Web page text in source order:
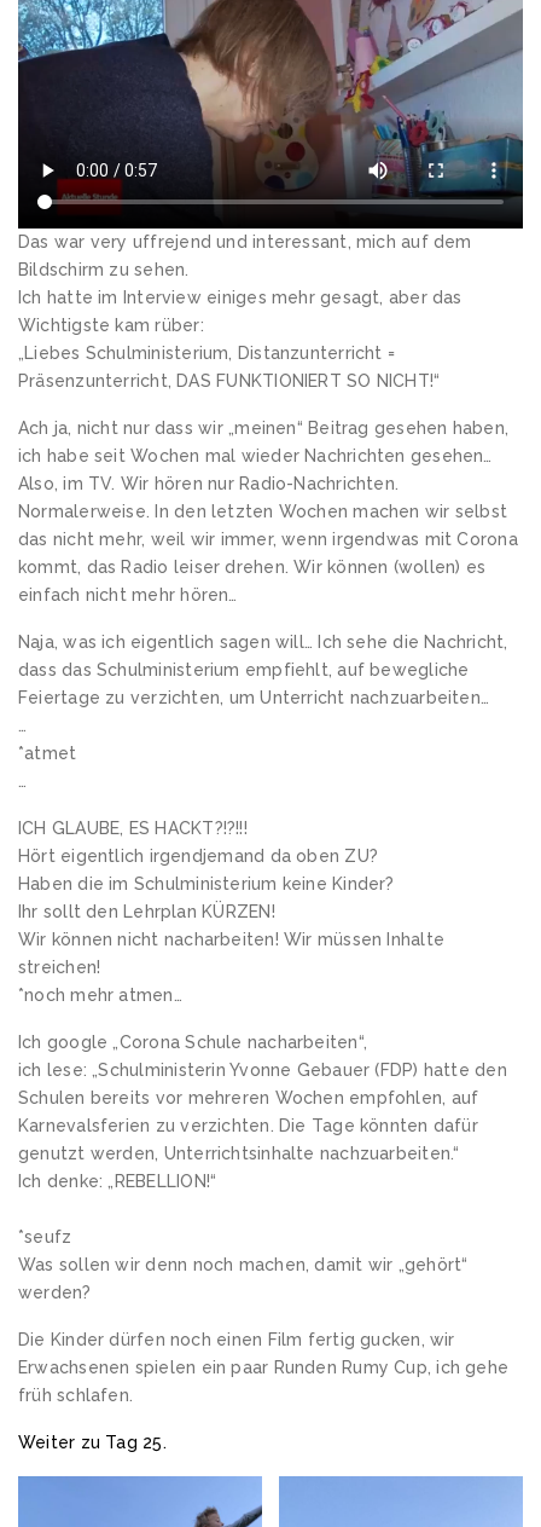
Das war very uffrejend und interessant, mich auf dem
Bildschirm zu sehen.
Ich hatte im Interview einiges mehr gesagt, aber das
Wichtigste kam rüber:
„Liebes Schulministerium, Distanzunterricht =
Präsenzunterricht, DAS FUNKTIONIERT SO NICHT!“
Ach ja, nicht nur dass wir „meinen“ Beitrag gesehen haben,
ich habe seit Wochen mal wieder Nachrichten gesehen…
Also, im TV. Wir hören nur Radio-Nachrichten.
Normalerweise. In den letzten Wochen machen wir selbst
das nicht mehr, weil wir immer, wenn irgendwas mit Corona
kommt, das Radio leiser drehen. Wir können (wollen) es
einfach nicht mehr hören…
Naja, was ich eigentlich sagen will… Ich sehe die Nachricht,
dass das Schulministerium empfiehlt, auf bewegliche
Feiertage zu verzichten, um Unterricht nachzuarbeiten…
*atmet
ICH GLAUBE, ES HACKT?!?!!!
Hört eigentlich irgendjemand da oben ZU?
Haben die im Schulministerium keine Kinder?
Ihr sollt den Lehrplan KÜRZEN!
Wir können nicht nacharbeiten! Wir müssen Inhalte
streichen!
*noch mehr atmen…
Ich google „Corona Schule nacharbeiten“,
ich lese: „Schulministerin Yvonne Gebauer (FDP) hatte den
Schulen bereits vor mehreren Wochen empfohlen, auf
Karnevalsferien zu verzichten. Die Tage könnten dafür
genutzt werden, Unterrichtsinhalte nachzuarbeiten.“
Ich denke: „REBELLION!“
*seufz
Was sollen wir denn noch machen, damit wir „gehört“
werden?
Die Kinder dürfen noch einen Film fertig gucken, wir
Erwachsenen spielen ein paar Runden Rumy Cup, ich gehe
früh schlafen.
Weiter zu Tag 25.